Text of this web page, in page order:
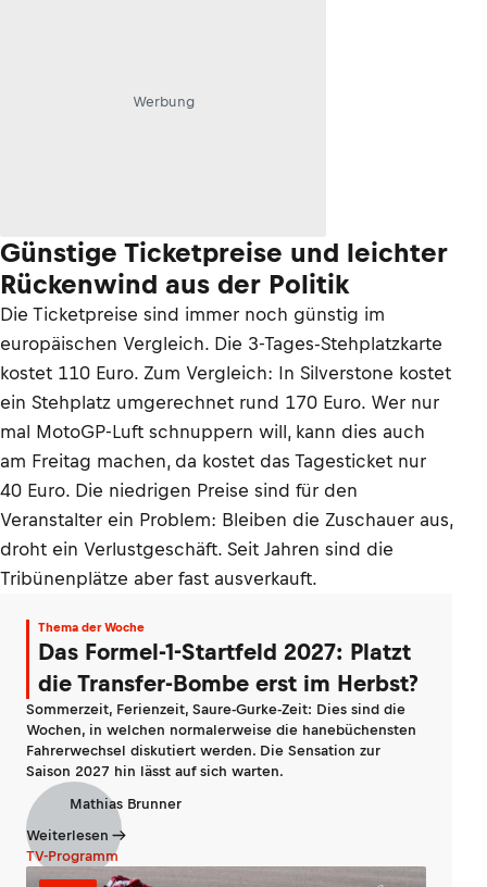
Werbung
Günstige Ticketpreise und leichter
Rückenwind aus der Politik
Die Ticketpreise sind immer noch günstig im
europäischen Vergleich. Die 3-Tages-Stehplatzkarte
kostet 110 Euro. Zum Vergleich: In Silverstone kostet
ein Stehplatz umgerechnet rund 170 Euro. Wer nur
mal MotoGP-Luft schnuppern will, kann dies auch
am Freitag machen, da kostet das Tagesticket nur
40 Euro. Die niedrigen Preise sind für den
Veranstalter ein Problem: Bleiben die Zuschauer aus,
droht ein Verlustgeschäft. Seit Jahren sind die
Tribünenplätze aber fast ausverkauft.
Thema der Woche
Das Formel-1-Startfeld 2027: Platzt
die Transfer-Bombe erst im Herbst?
Sommerzeit, Ferienzeit, Saure-Gurke-Zeit: Dies sind die
Wochen, in welchen normalerweise die hanebüchensten
Fahrerwechsel diskutiert werden. Die Sensation zur
Saison 2027 hin lässt auf sich warten.
Mathias Brunner
Weiterlesen
TV-Programm